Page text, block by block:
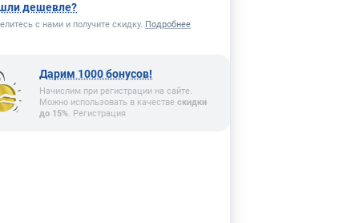
дешевле?
с нами и получите скидку. Подробнее
Дарим 1000 бонусов!
Начислим при регистрации на сайте.
Можно использовать в качестве скидки
до 15%. Регистрация